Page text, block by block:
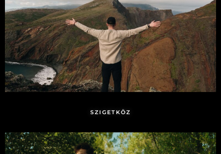
SZIGETKÖZ